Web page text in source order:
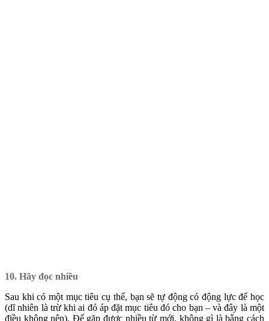
10. Hãy đọc nhiều
Sau khi có một mục tiêu cụ thể, bạn sẽ tự động có động lực để học
(dĩ nhiên là trừ khi ai đó áp đặt mục tiêu đó cho bạn – và đây là một
điều không nên). Để gặp được nhiều từ mới, không gì là bằng cách